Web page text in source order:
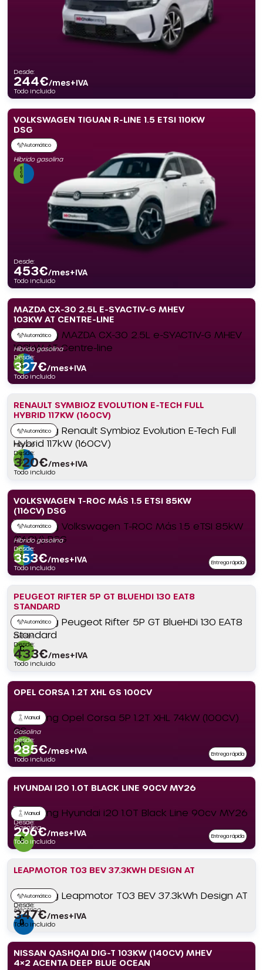
Desde:
244€/mes+IVA
Todo incluido
VOLKSWAGEN TIGUAN R-LINE 1.5 ETSI 110KW
DSG
Automático
Híbrido gasolina
Desde:
453€/mes+IVA
Todo incluido
MAZDA CX-30 2.5L E-SYACTIV-G MHEV
103KW AT CENTRE-LINE
Automático
Híbrido gasolina
Desde:
327€/mes+IVA
Todo incluido
RENAULT SYMBIOZ EVOLUTION E-TECH FULL
HYBRID 117KW (160CV)
Automático
Híbrido
Desde:
320€/mes+IVA
Todo incluido
VOLKSWAGEN T-ROC MÁS 1.5 ETSI 85KW
(116CV) DSG
Automático
Híbrido gasolina
Desde:
353€/mes+IVA
Todo incluido
Entrega rápida
PEUGEOT RIFTER 5P GT BLUEHDI 130 EAT8
STANDARD
Automático
Diésel
Desde:
433€/mes+IVA
Todo incluido
OPEL CORSA 1.2T XHL GS 100CV
Manual
Gasolina
Desde:
285€/mes+IVA
Todo incluido
Entrega rápida
HYUNDAI I20 1.0T BLACK LINE 90CV MY26
Manual
Gasolina
Desde:
296€/mes+IVA
Todo incluido
Entrega rápida
LEAPMOTOR T03 BEV 37.3KWH DESIGN AT
Automático
Eléctrico
Desde:
347€/mes+IVA
Todo incluido
NISSAN QASHQAI DIG-T 103KW (140CV) MHEV
4×2 ACENTA DEEP BLUE OCEAN